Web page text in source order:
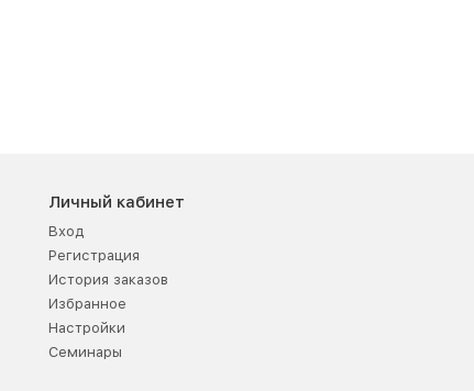
Личный кабинет
Вход
Регистрация
История заказов
Избранное
Настройки
Семинары